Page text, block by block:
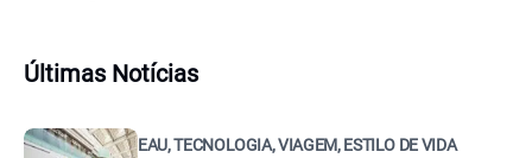
Últimas Notícias
EAU, TECNOLOGIA, VIAGEM, ESTILO DE VIDA